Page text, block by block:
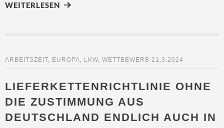
WEITERLESEN
ARBEITSZEIT, EUROPA, LKW, WETTBEWERB 21.3.2024
LIEFERKETTENRICHTLINIE OHNE
DIE ZUSTIMMUNG AUS
DEUTSCHLAND ENDLICH AUCH IN